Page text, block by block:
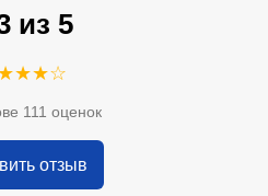
из 5
111 оценок
отзыв